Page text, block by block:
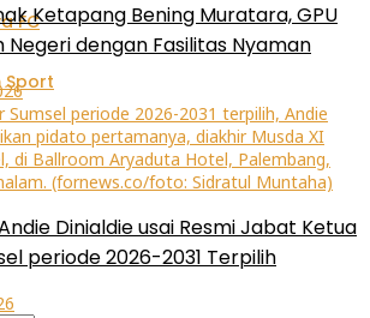
FC
Sport
Ketapang Bening Muratara, GPU
Negeri dengan Fasilitas Nyaman
Dinialdie usai Resmi Jabat Ketua
periode 2026-2031 Terpilih